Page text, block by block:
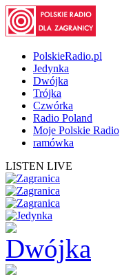
PolskieRadio.pl
Jedynka
Dwójka
Trójka
Czwórka
Radio Poland
Moje Polskie Radio
ramówka
LISTEN LIVE